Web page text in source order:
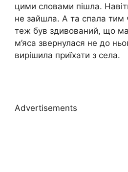
цими словами пішла.
не зайшла. А та спала тим
теж був здивований, що
м’яса звернулася не до
вирішила приїхати з села.
Advertisements